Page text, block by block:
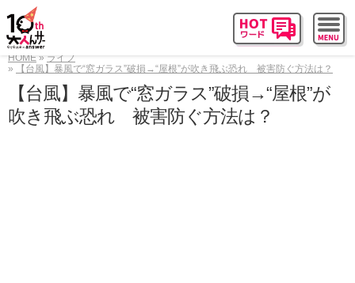
HOME
ライフ
【台風】暴風で“窓ガラス”破損→“屋根”が吹き飛ぶ恐れ 被害防ぐ方法は？
【台風】暴風で“窓ガラス”破損→“屋根”が
吹き飛ぶ恐れ 被害防ぐ方法は？